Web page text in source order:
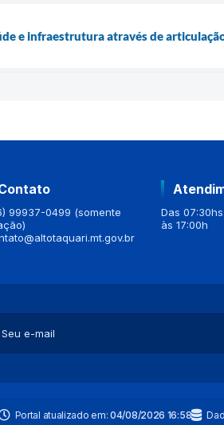
e infraestrutura através de
99937-0499 (somente
Das
às 17:00h
Portal atualizado em:04/08/2026 16:58